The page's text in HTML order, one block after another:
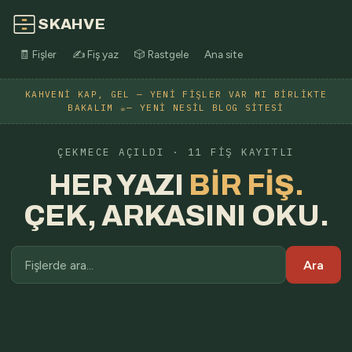
SKAHVE
🧾 Fişler ✍️ Fiş yaz 🎲 Rastgele Ana site
KAHVENI KAP, GEL — YENI FIŞLER VAR MI BIRLIKTE
BAKALIM ☕— YENI NESIL BLOG SITESI
ÇEKMECE AÇILDI · 11 FIŞ KAYITLI
HER YAZI
BIR FIŞ.
ÇEK, ARKASINI OKU.
Ara